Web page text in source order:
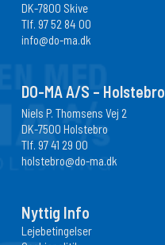
DK-7800 Skive
Tlf. 97 52 84 00
info@do-ma.dk
DO-MA A/S – Holstebro
Niels P. Thomsens Vej 2
DK-7500 Holstebro
Tlf. 97 41 29 00
holstebro@do-ma.dk
Nyttig Info
Lejebetingelser